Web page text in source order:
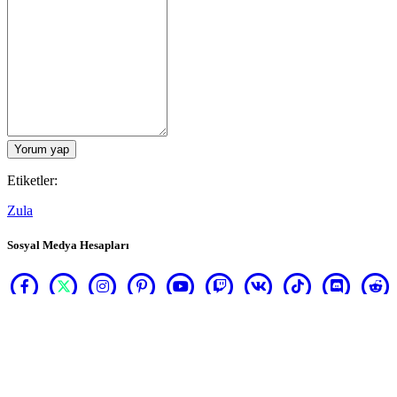
Yorum yap
Etiketler:
Zula
Sosyal Medya Hesapları